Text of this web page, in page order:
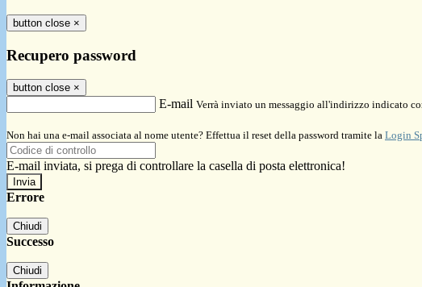
button close ×
Recupero password
button close ×
E-mail Verrà inviato un messaggio all'indirizzo indicato
Non hai una e-mail associata al nome utente? Effettua il reset della password tramite la Login
E-mail inviata, si prega di controllare la casella di posta elettronica!
Errore
Chiudi
Successo
Chiudi